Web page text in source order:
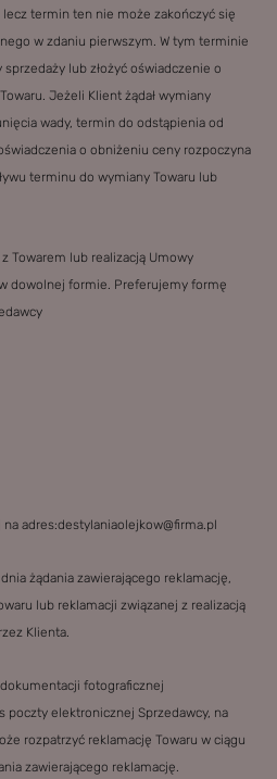
lecz termin ten nie może zakończyć się
w zdaniu pierwszym. W tym terminie
lub złożyć oświadczenie o
Jeżeli Klient żądał wymiany
wady, termin do odstąpienia od
o obniżeniu ceny rozpoczyna
terminu do wymiany Towaru lub
Towarem lub realizacją Umowy
dowolnej formie. Preferujemy formę
adres:destylaniaolejkow@firma.pl
żądania zawierającego reklamację,
lub reklamacji związanej z realizacją
Klienta.
fotograficznej
poczty elektronicznej Sprzedawcy, na
rozpatrzyć reklamację Towaru w ciągu
zawierającego reklamację.